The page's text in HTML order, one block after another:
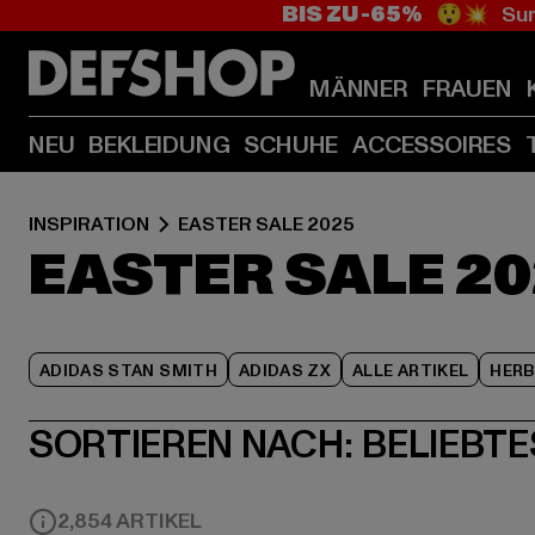
BIS ZU -65% 😲💥
MÄNNER FRAUEN
NEU BEKLEIDUNG SCHUHE ACCESSOIRES
INSPIRATION EASTER SALE 2025
EASTER SALE
ADIDAS STAN SMITH ADIDAS ZX ALLE ARTIKEL
SORTIEREN NACH:
2,854 ARTIKEL